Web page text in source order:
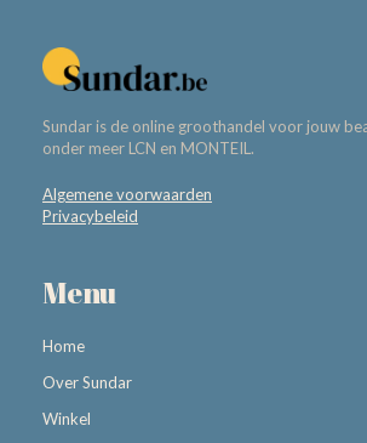
Sundar is de online groothandel voor jouw
onder meer LCN en MONTEIL.
Algemene voorwaarden
Privacybeleid
Menu
Home
Over Sundar
Winkel